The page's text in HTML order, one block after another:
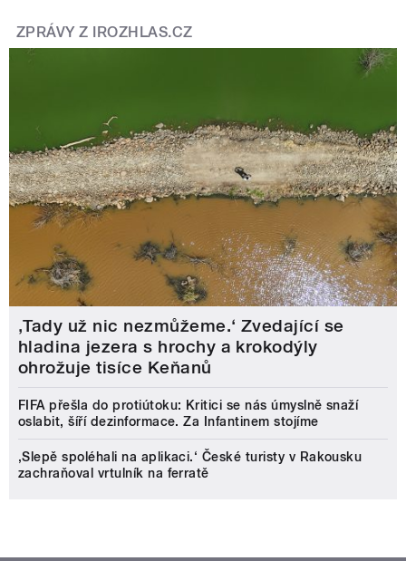
ZPRÁVY Z IROZHLAS.CZ
‚Tady už nic nezmůžeme.‘ Zvedající se
hladina jezera s hrochy a krokodýly
ohrožuje tisíce Keňanů
FIFA přešla do protiútoku: Kritici se nás úmyslně snaží
oslabit, šíří dezinformace. Za Infantinem stojíme
‚Slepě spoléhali na aplikaci.‘ České turisty v Rakousku
zachraňoval vrtulník na ferratě